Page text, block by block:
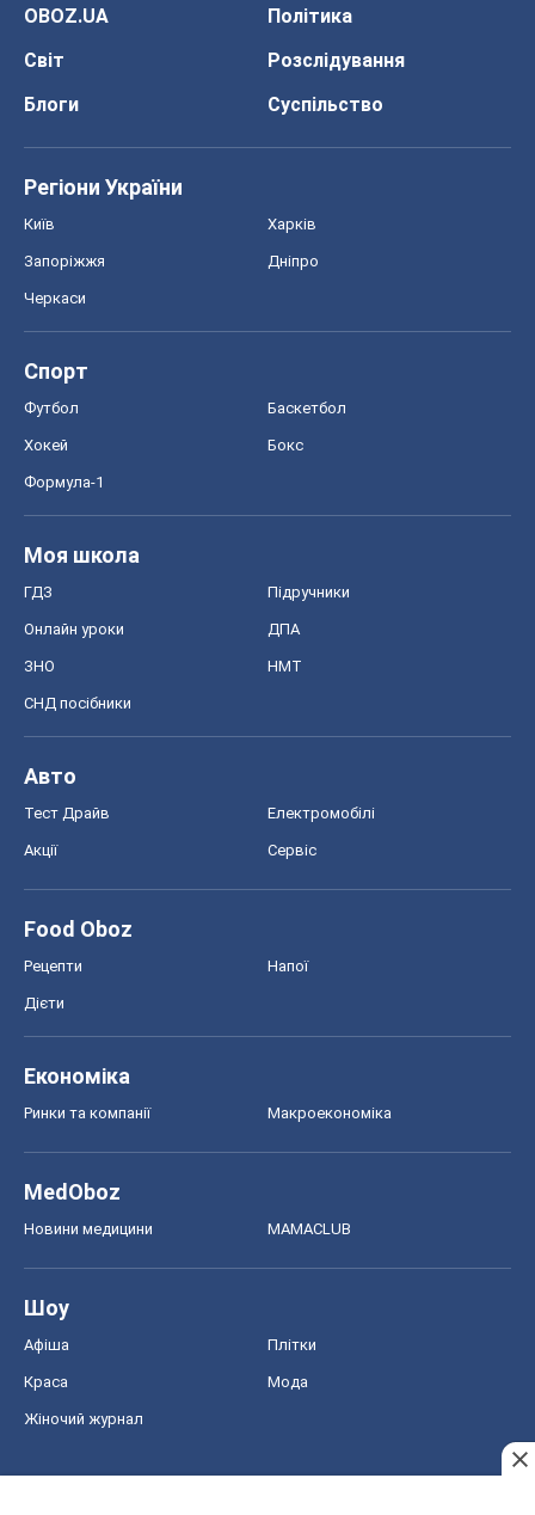
OBOZ.UA
Політика
Світ
Розслідування
Блоги
Суспільство
Регіони України
Київ Харків
Запоріжжя Дніпро
Черкаси
Спорт
Футбол Баскетбол
Хокей Бокс
Формула-1
Моя школа
ГДЗ Підручники
Онлайн уроки ДПА
ЗНО НМТ
СНД посібники
Авто
Тест Драйв Електромобілі
Акції Сервіс
Food Oboz
Рецепти Напої
Дієти
Економіка
Ринки та компанії Макроекономіка
MedOboz
Новини медицини MAMACLUB
Шоу
Афіша Плітки
Краса Мода
Жіночий журнал